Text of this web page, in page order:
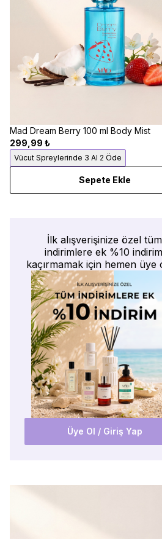
Mad Dream Berry 100 ml Body Mist
299,99 ₺
Vücut Spreylerinde 3 Al 2 Öde
Sepete Ekle
İlk alışverişinize özel tüm
indirimlere ek %10
kaçırmamak için hemen üye
Üye Ol / Giriş Yap